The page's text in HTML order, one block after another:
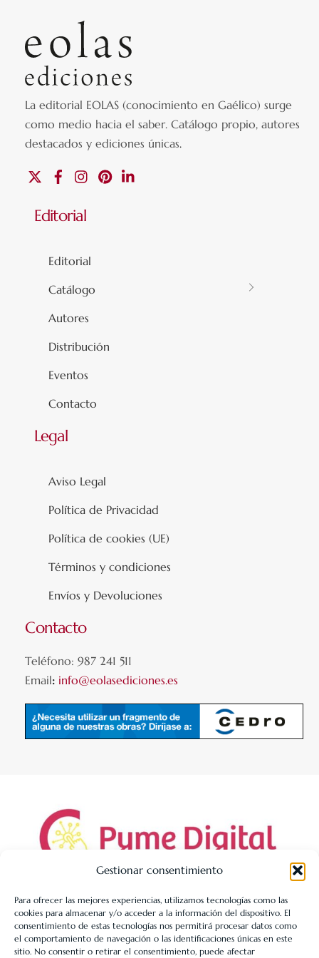
Gestionar consentimiento
Para ofrecer las mejores experiencias, utilizamos tecnologías como las
cookies para almacenar y/o acceder a la información del dispositivo. El
consentimiento de estas tecnologías nos permitirá procesar datos como
el comportamiento de navegación o las identificaciones únicas en este
sitio. No consentir o retirar el consentimiento, puede afectar
La editorial EOLAS (conocimiento en Gaélico) surge
como medio hacia el saber.Catálogo propio, autores
destacados y ediciones únicas.
FacebookInstagramPinterest
Editorial
Editorial
Catálogo
Autores
Distribución
Eventos
Contacto
Legal
Aviso Legal
Política de Privacidad
Política de cookies (UE)
Términos y condiciones
Envíos y Devoluciones
Contacto
Teléfono: 987 241 511
Email: info@eolasediciones.es
LIBRERÍA UNIVERSITARIA LEÓN 1980 SLL ha sido beneficiaria
de Fondos Europeos, cuyo objetivo es la mejora de la
competitividad de las PYMES, y gracias al cual ha puesto en